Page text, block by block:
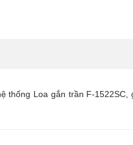
thống Loa gắn trần F-